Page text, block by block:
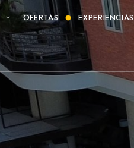
OFERTAS EXPERIENCIAS